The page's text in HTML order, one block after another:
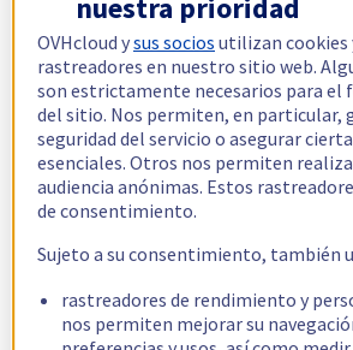
nuestra prioridad
OVHcloud ysus socios utilizan cookies
rastreadores en nuestro sitio web.
son estrictamente necesarios para el
del sitio. Nos permiten, en particular,
seguridad del servicio o asegurar
esenciales. Otros nos permiten
audiencia anónimas. Estos
de consentimiento.
Sujeto a su consentimiento, también
rastreadores de rendimiento y
nos permiten mejorar su